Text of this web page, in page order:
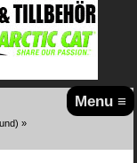
Menu ≡
) »